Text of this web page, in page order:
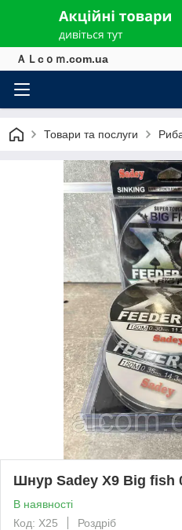
ＡＬcｏｍ.com.ua
Товари та послуги
Шнур Sadey X9 Big fish
В наявності
Код: X25
Роздріб